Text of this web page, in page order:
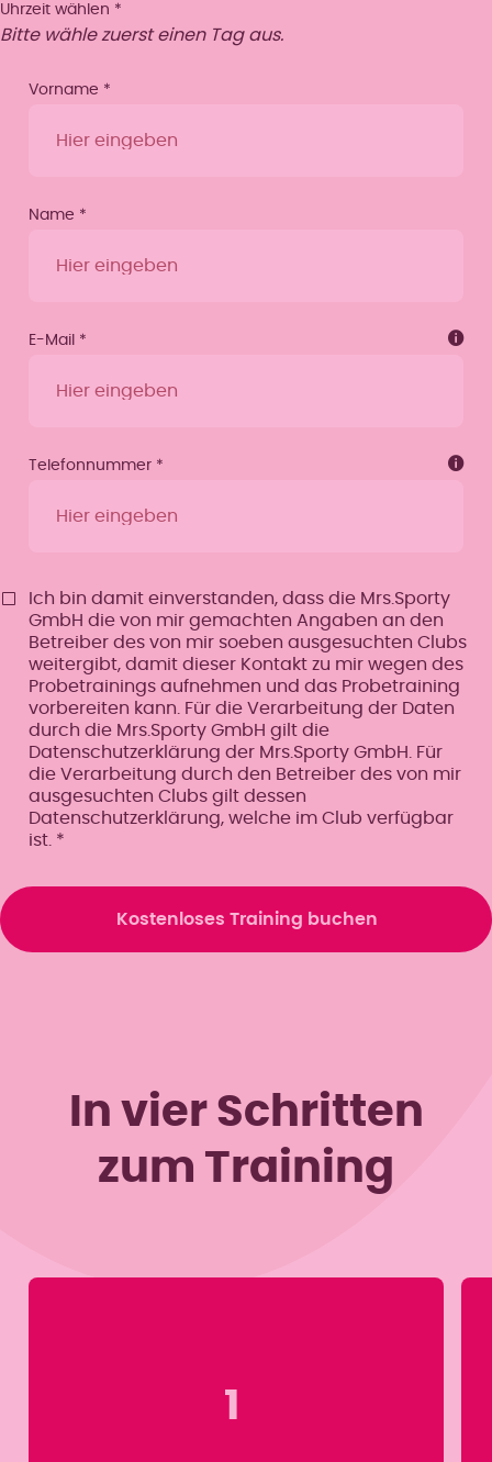
Uhrzeit wählen *
Bitte wähle zuerst einen Tag aus.
Vorname *
Name *
E-Mail *
Telefonnummer*
Ich bin damit einverstanden, dass die Mrs.Sporty
GmbH die von mir gemachten Angaben an den
Betreiber des von mir soeben ausgesuchten Clubs
weitergibt, damit dieser Kontakt zu mir wegen des
Probetrainings aufnehmen und das Probetraining
vorbereiten kann. Für die Verarbeitung der Daten
durch die Mrs.Sporty GmbH gilt die
Datenschutzerklärung der Mrs.Sporty GmbH. Für
die Verarbeitung durch den Betreiber des von mir
ausgesuchten Clubs gilt dessen
Datenschutzerklärung, welche im Club verfügbar
ist. *
Kostenloses Training buchen
In vier Schritten
zum Training
1